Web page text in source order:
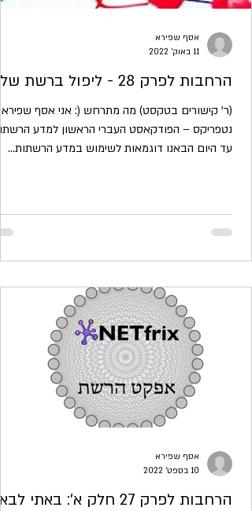
הרחבות לפרק 28 - ליפול ברשת שלך
(ר' קישורים בטקסט) מה מתרחש (: אני אסף שפירא
נטפריקס – הפודקאסט העברי הראשון למדע
עד היום הבאנו דוגמאות לשימוש במדע הרשתות...
אסף שפירא
11 באוק׳ 2022
הרחבות לפרק 27 חלק א': באתי
אסף שפירא
10 בספט׳ 2022